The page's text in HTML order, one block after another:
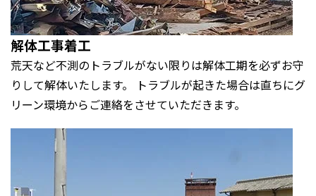
解体工事着工
荒天など不測のトラブルがない限りは解体工期を必ずお守
りして解体いたします。 トラブルが起きた場合は直ちにグ
リーン環境からご連絡をさせていただきます。